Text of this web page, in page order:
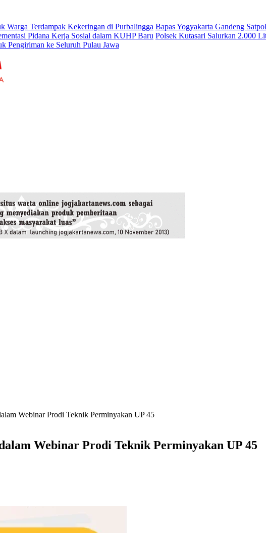
Warga Terdampak Kekeringan di Purbalingga Bapas Yogyakarta Gandeng
Pidana Kerja Sosial dalam KUHP Baru Polsek Kutasari Salurkan 2.000
Pengiriman ke Seluruh Pulau Jawa
Webinar Prodi Teknik Perminyakan UP 45
Webinar Prodi Teknik Perminyakan UP 45